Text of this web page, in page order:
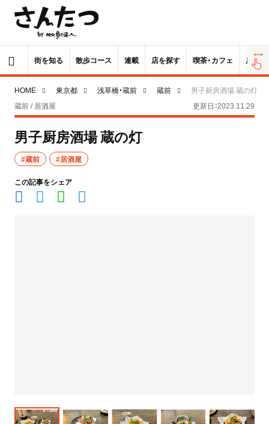
街を知る 散歩コース 連載 店を探す 喫茶・カフェ 居酒屋
HOME 東京都 浅草橋・蔵前 蔵前
男子厨房酒場 蔵の灯
蔵前 / 居酒屋
更新日：2023.11.29
男子厨房酒場 蔵の灯
#蔵前 #居酒屋
この記事をシェア